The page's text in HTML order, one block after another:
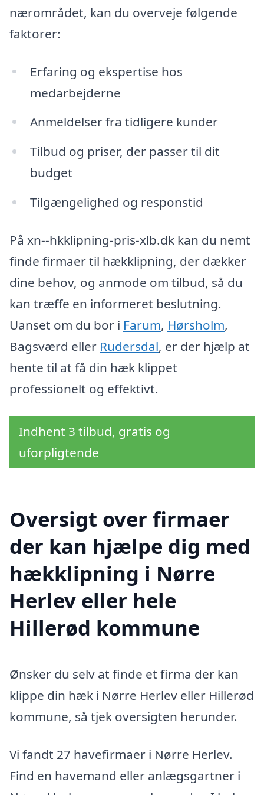
nærområdet, kan du overveje følgende
faktorer:
Erfaring og ekspertise hos
medarbejderne
Anmeldelser fra tidligere kunder
Tilbud og priser, der passer til dit
budget
Tilgængelighed og responstid
På xn--hkklipning-pris-xlb.dk kan du nemt
finde firmaer til hækklipning, der dækker
dine behov, og anmode om tilbud, så du
kan træffe en informeret beslutning.
Uanset om du bor i Farum, Hørsholm,
Bagsværd eller Rudersdal, er der hjælp at
hente til at få din hæk klippet
professionelt og effektivt.
Indhent 3 tilbud, gratis og
uforpligtende
Oversigt over firmaer
der kan hjælpe dig med
hækklipning i Nørre
Herlev eller hele
Hillerød kommune
Ønsker du selv at finde et firma der kan
klippe din hæk i Nørre Herlev eller Hillerød
kommune, så tjek oversigten herunder.
Vi fandt 27 havefirmaer i Nørre Herlev.
Find en havemand eller anlægsgartner i